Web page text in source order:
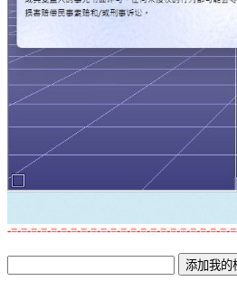
-=-=-=-=-=-=-=-=-=-=-=-=-=-=-=-=-=-=-=-=-=-=-